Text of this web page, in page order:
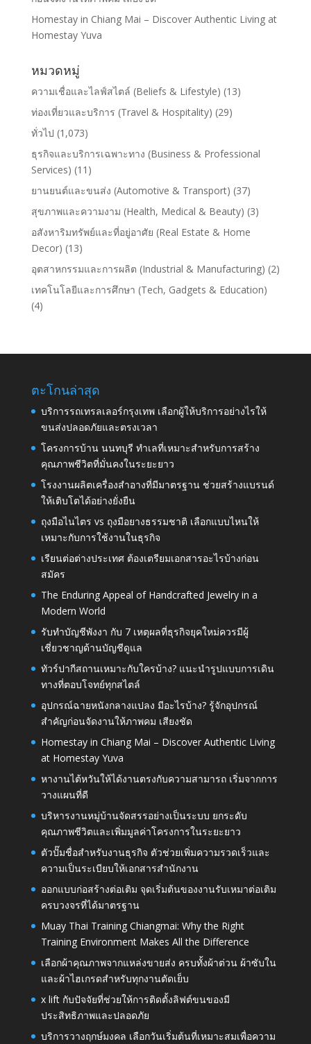
Homestay in Chiang Mai – Discover Authentic Living at
Homestay Yuva
หมวดหมู่
ความเชื่อและไลฟ์สไตล์ (Beliefs & Lifestyle) (13)
ท่องเที่ยวและบริการ (Travel & Hospitality) (29)
ทั่วไป (1,073)
ธุรกิจและบริการเฉพาะทาง (Business & Professional
Services) (11)
ยานยนต์และขนส่ง (Automotive & Transport) (37)
สุขภาพและความงาม (Health, Medical & Beauty) (3)
อสังหาริมทรัพย์และที่อยู่อาศัย (Real Estate & Home
Decor) (13)
อุตสาหกรรมและการผลิต (Industrial & Manufacturing) (2)
เทคโนโลยีและการศึกษา (Tech, Gadgets & Education)
(4)
ตะโกนล่าสุด
บริการรถเทรลเลอร์กรุงเทพ เลือกผู้ให้บริการอย่างไรให้
ขนส่งปลอดภัยและตรงเวลา
โครงการบ้าน นนทบุรี ทำเลที่เหมาะสำหรับการสร้าง
คุณภาพชีวิตที่มั่นคงในระยะยาว
โรงงานผลิตเครื่องสำอางที่มีมาตรฐาน ช่วยสร้างแบรนด์
ให้เติบโตได้อย่างยั่งยืน
ถุงมือไนไตร vs ถุงมือยางธรรมชาติ เลือกแบบไหนให้
เหมาะกับการใช้งานในธุรกิจ
เรียนต่อต่างประเทศ ต้องเตรียมเอกสารอะไรบ้างก่อน
สมัคร
The Enduring Appeal of Handcrafted Jewelry in a
Modern World
รับทำบัญชีพังงา กับ 7 เหตุผลที่ธุรกิจยุคใหม่ควรมีผู้
เชี่ยวชาญด้านบัญชีดูแล
ทัวร์ปากีสถานเหมาะกับใครบ้าง? แนะนำรูปแบบการเดิน
ทางที่ตอบโจทย์ทุกสไตล์
อุปกรณ์ฉายหนังกลางแปลง มีอะไรบ้าง? รู้จักอุปกรณ์
สำคัญก่อนจัดงานให้ภาพคม เสียงชัด
Homestay in Chiang Mai – Discover Authentic Living
at Homestay Yuva
หางานไต้หวันให้ได้งานตรงกับความสามารถ เริ่มจากการ
วางแผนที่ดี
บริหารงานหมู่บ้านจัดสรรอย่างเป็นระบบ ยกระดับ
คุณภาพชีวิตและเพิ่มมูลค่าโครงการในระยะยาว
ตัวปั๊มชื่อสำหรับงานธุรกิจ ตัวช่วยเพิ่มความรวดเร็วและ
ความเป็นระเบียบให้เอกสารสำนักงาน
ออกแบบก่อสร้างต่อเติม จุดเริ่มต้นของงานรับเหมาต่อเติม
ครบวงจรที่ได้มาตรฐาน
Muay Thai Training Chiangmai: Why the Right
Training Environment Makes All the Difference
เลือกผ้าคุณภาพจากแหล่งขายส่ง ครบทั้งผ้าต่วน ผ้าซับใน
และผ้าไฮเกรดสำหรับทุกงานตัดเย็บ
x lift กับปัจจัยที่ช่วยให้การติดตั้งลิฟต์ขนของมี
ประสิทธิภาพและปลอดภัย
บริการวางฤกษ์มงคล เลือกวันเริ่มต้นที่เหมาะสมเพื่อความ